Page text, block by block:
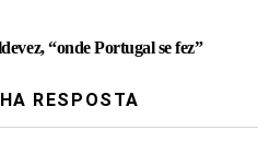
“onde Portugal se fez”
RESPOSTA